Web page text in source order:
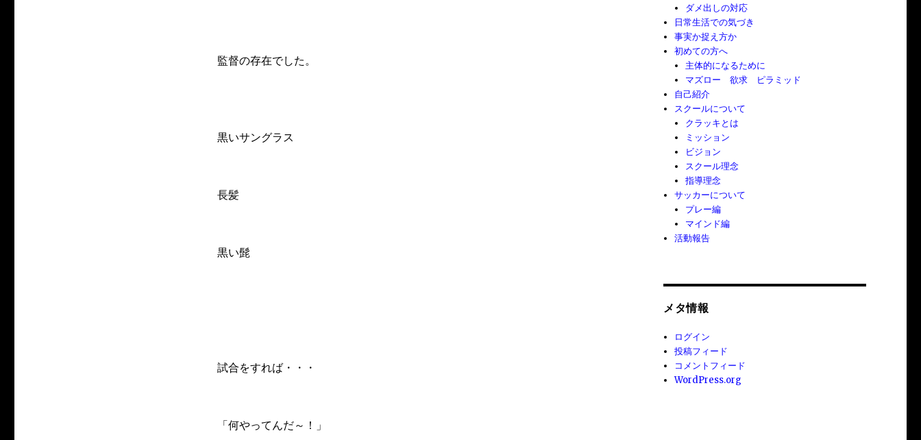
監督の存在でした。
黒いサングラス
長髪
黒い髭
試合をすれば・・・
「何やってんだ～！」
ダメ出しの対応
日常生活での気づき
事実か捉え方か
初めての方へ
主体的になるために
マズロー 欲求 ピラミッド
自己紹介
スクールについて
クラッキとは
ミッション
ビジョン
スクール理念
指導理念
サッカーについて
プレー編
マインド編
活動報告
メタ情報
ログイン
投稿フィード
コメントフィード
WordPress.org